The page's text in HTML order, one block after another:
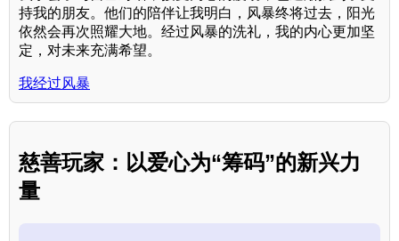
持我的朋友。他们的陪伴让我明白，风暴终将过去，阳光
依然会再次照耀大地。经过风暴的洗礼，我的内心更加坚
定，对未来充满希望。
我经过风暴
慈善玩家：以爱心为“筹码”的新兴力
量